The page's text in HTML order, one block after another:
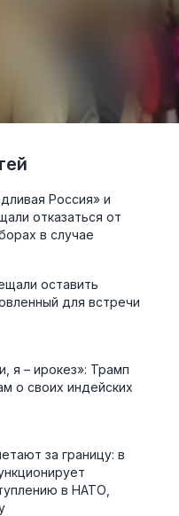
Россия» и
отказаться от
в случае
оставить
для встречи
я – ирокез»: Трамп
о своих индейских
за границу: в
в НАТО,